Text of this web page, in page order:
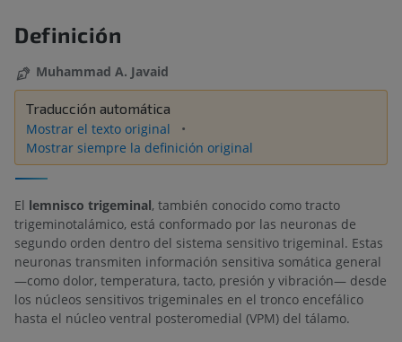
Definición
Muhammad A. Javaid
Traducción automática
Mostrar el texto original
Mostrar siempre la definición original
El lemnisco trigeminal, también conocido como tracto
trigeminotalámico, está conformado por las neuronas de
segundo orden dentro del sistema sensitivo trigeminal. Estas
neuronas transmiten información sensitiva somática general
—como dolor, temperatura, tacto, presión y vibración— desde
los núcleos sensitivos trigeminales en el tronco encefálico
hasta el núcleo ventral posteromedial (VPM) del tálamo.